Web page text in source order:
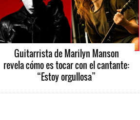
Guitarrista de Marilyn Manson
revela cómo es tocar con el cantante:
“Estoy orgullosa”